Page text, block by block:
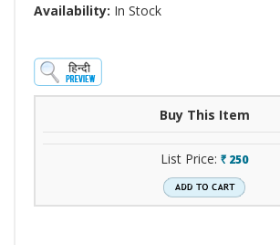
Availability: In Stock
Buy This Item
List Price: ` 250